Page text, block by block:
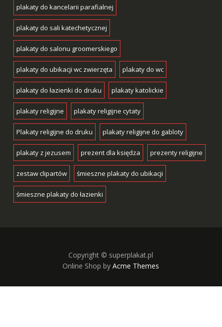
plakaty do kancelarii parafialnej
plakaty do sali katechetycznej
plakaty do salonu groomerskiego
plakaty do ubikacji wc zwierzęta plakaty do wc
plakaty do łazienki do druku plakaty katolickie
plakaty religijne plakaty religijne cytaty
Plakaty religijne do druku plakaty religijne do gabloty
plakaty z jezusem prezent dla księdza prezenty religijne
zestaw clipartów śmieszne plakaty do ubikacji
śmieszne plakaty do łazienki
Copyright © superplakat.pl
Online Shop byAcme Themes